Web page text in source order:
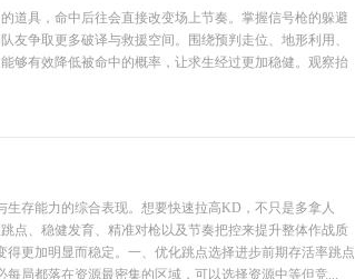
道具，命中后往会直接改变场上节奏。掌握信号枪的躲避
友争取更多破译与救援空间。围绕预判走位、地形利用、
够有效降低被命中的概率，让求生经过更加稳健。观察抬
存能力的综合表现。想要快速拉高KD，不只是多拿人
点、稳健发育、精准对枪以及节奏把控来提升整体作战质
更加明显而稳定。一、优化跳点选择进步前期存活率跳点
局都落在资源最密集的区域，可以选择资源中等但竞...